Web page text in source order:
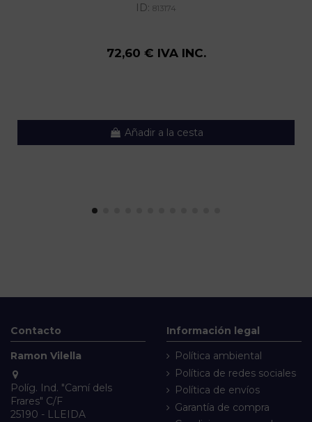
ID: 813174
72,60 € IVA INC.
Añadir a la cesta
Contacto
Ramon Vilella
Políg. Ind. "Camí dels
Frares" C/F
25190 - LLEIDA
Información legal
Política ambiental
Política de redes sociales
Política de envíos
Garantía de compra